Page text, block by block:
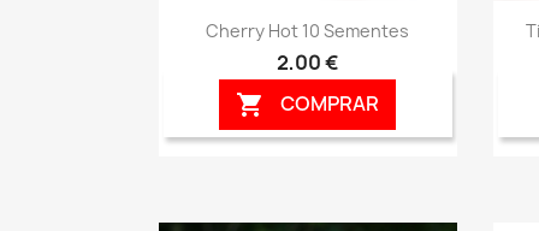
Vista rápida
Cherry Hot 10 Sementes
2,00 €
 COMPRAR